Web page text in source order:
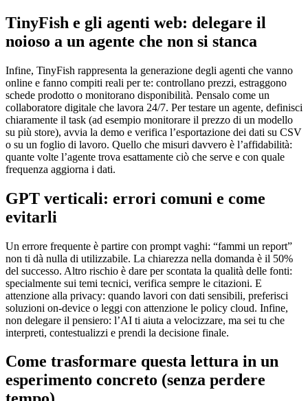
TinyFish e gli agenti web: delegare il
noioso a un agente che non si stanca
Infine, TinyFish rappresenta la generazione degli agenti che vanno
online e fanno compiti reali per te: controllano prezzi, estraggono
schede prodotto o monitorano disponibilità. Pensalo come un
collaboratore digitale che lavora 24/7. Per testare un agente, definisci
chiaramente il task (ad esempio monitorare il prezzo di un modello
su più store), avvia la demo e verifica l’esportazione dei dati su CSV
o su un foglio di lavoro. Quello che misuri davvero è l’affidabilità:
quante volte l’agente trova esattamente ciò che serve e con quale
frequenza aggiorna i dati.
GPT verticali: errori comuni e come
evitarli
Un errore frequente è partire con prompt vaghi: “fammi un report”
non ti dà nulla di utilizzabile. La chiarezza nella domanda è il 50%
del successo. Altro rischio è dare per scontata la qualità delle fonti:
specialmente sui temi tecnici, verifica sempre le citazioni. E
attenzione alla privacy: quando lavori con dati sensibili, preferisci
soluzioni on-device o leggi con attenzione le policy cloud. Infine,
non delegare il pensiero: l’AI ti aiuta a velocizzare, ma sei tu che
interpreti, contestualizzi e prendi la decisione finale.
Come trasformare questa lettura in un
esperimento concreto (senza perdere